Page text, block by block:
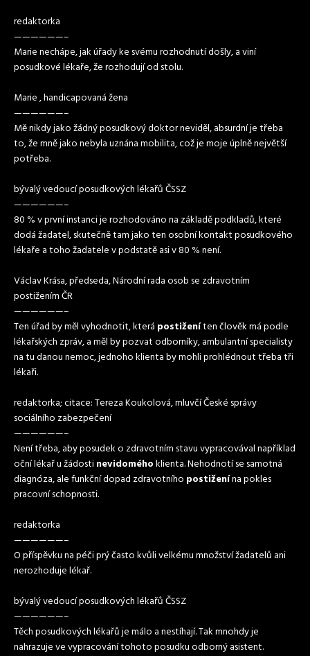
redaktorka
——————–
Marie nechápe, jak úřady ke svému rozhodnutí došly, a viní
posudkové lékaře, že rozhodují od stolu.
Marie , handicapovaná žena
——————–
Mě nikdy jako žádný posudkový doktor neviděl, absurdní je třeba
to, že mně jako nebyla uznána mobilita, což je moje úplně největší
potřeba.
bývalý vedoucí posudkových lékařů ČSSZ
——————–
80 % v první instanci je rozhodováno na základě podkladů, které
dodá žadatel, skutečně tam jako ten osobní kontakt posudkového
lékaře a toho žadatele v podstatě asi v 80 % není.
Václav Krása, předseda, Národní rada osob se zdravotním
postižením ČR
——————–
Ten úřad by měl vyhodnotit, která postiženíten člověk má podle
lékařských zpráv, a měl by pozvat odborníky, ambulantní specialisty
na tu danou nemoc, jednoho klienta by mohli prohlédnout třeba tři
lékaři.
redaktorka; citace: Tereza Koukolová, mluvčí České správy
sociálního zabezpečení
——————–
Není třeba, aby posudek o zdravotním stavu vypracovával například
oční lékař u žádostinevidoméhoklienta. Nehodnotí se samotná
diagnóza, ale funkční dopad zdravotního postiženína pokles
pracovní schopnosti.
redaktorka
——————–
O příspěvku na péči prý často kvůli velkému množství žadatelů ani
nerozhoduje lékař.
bývalý vedoucí posudkových lékařů ČSSZ
——————–
Těch posudkových lékařů je málo a nestíhají. Tak mnohdy je
nahrazuje ve vypracování tohoto posudku odborný asistent.